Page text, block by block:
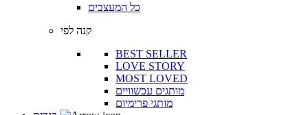
כל המעצבים
קנה לפי
BEST SELLER
LOVE STORY
MOST LOVED
מותגים עכשוויים
מותגי פרימיום